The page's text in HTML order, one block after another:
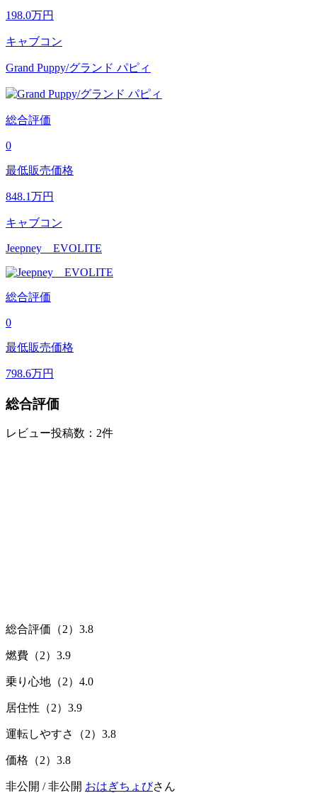
198.0万円
キャブコン
Grand Puppy/グランド パピィ
総合評価
0
最低販売価格
848.1万円
キャブコン
Jeepney EVOLITE
総合評価
0
最低販売価格
798.6万円
総合評価
レビュー投稿数：2件
総合評価（2） 3.8
燃費（2） 3.9
乗り心地（2） 4.0
居住性（2） 3.9
運転しやすさ（2） 3.8
価格（2） 3.8
非公開 / 非公開 おはぎちょびさん